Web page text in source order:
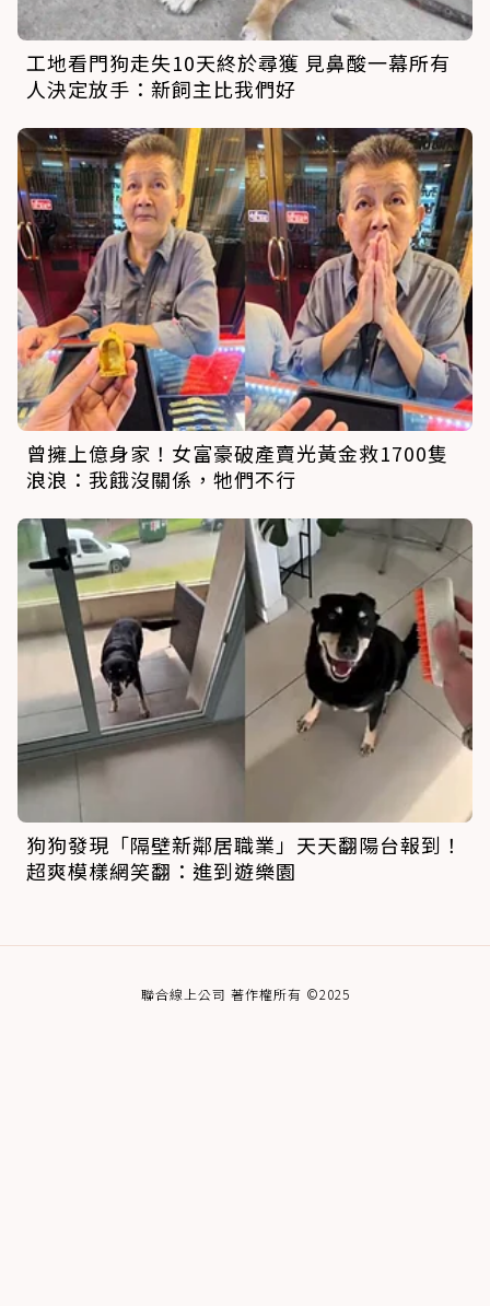
工地看門狗走失10天終於尋獲 見鼻酸一幕所有
人決定放手：新飼主比我們好
曾擁上億身家！女富豪破產賣光黃金救1700隻
浪浪：我餓沒關係，牠們不行
狗狗發現「隔壁新鄰居職業」天天翻陽台報到！
超爽模樣網笑翻：進到遊樂園
聯合線上公司 著作權所有 ©2025